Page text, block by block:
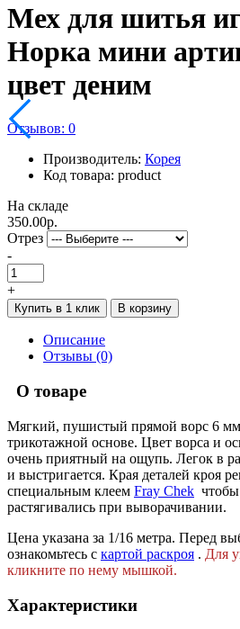
Мех для шитья
Норка мини
цвет деним
Отзывов: 0
Производитель: Корея
Код товара: product
На складе
350.00р.
Отрез
-
+
Купить в 1 клик В корзину
Описание
Отзывы (0)
О товаре
Мягкий, пушистый прямой ворс 6
трикотажной основе. Цвет ворса и
очень приятный на ощупь. Легок в
и выстригается. Края деталей кроя
специальным клеем Fray Сhek
растягивались при выворачивании.
Цена указана за 1/16 метра. Перед
ознакомьтесь с картой раскроя . Для
кликните по нему мышкой.
Характеристики